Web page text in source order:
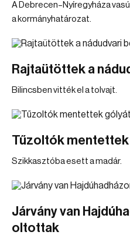
A Debrecen–Nyíregyháza
a kormányhatározat.
Rajtaütöttek a
Bilincsben vitték el a tolvajt.
Tűzoltók
Szikkasztóba esett a madár.
Járvány van
oltottak